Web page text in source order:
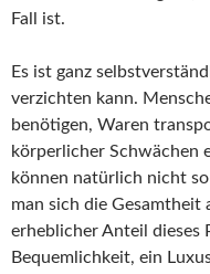
Fall ist.
Es ist ganz
verzichten kann.
benötigen, Waren
körperlicher Schwächen
können natürlich nicht
man sich die
erheblicher Anteil dieses
Bequemlichkeit, ein